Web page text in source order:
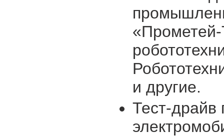
и другие.
Тест-драйв